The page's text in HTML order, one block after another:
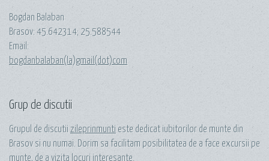
Bogdan Balaban
Brasov: 45.642314; 25.588544
Email:
bogdanbalaban(la)gmail(dot)com
Grup de discutii
Grupul de discutii zileprinmunti este dedicat iubitorilor de munte din
Brasov si nu numai. Dorim sa facilitam posibilitatea de a face excursii pe
munte, de a vizita locuri interesante.